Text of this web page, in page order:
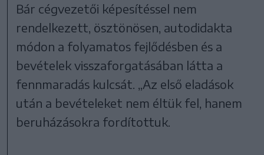
Bár cégvezetői képesítéssel nem
rendelkezett, ösztönösen, autodidakta
módon a folyamatos fejlődésben és a
bevételek visszaforgatásában látta a
fennmaradás kulcsát. „Az első eladások
után a bevételeket nem éltük fel, hanem
beruházásokra fordítottuk.